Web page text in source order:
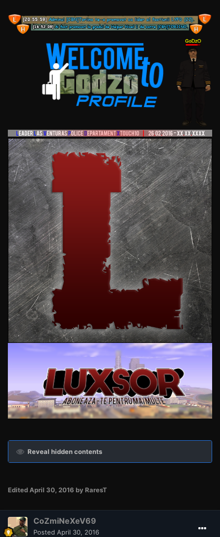
Reveal hidden contents
Edited April 30, 2016 by RaresT
CoZmiNeXeV69
Posted April 30, 2016